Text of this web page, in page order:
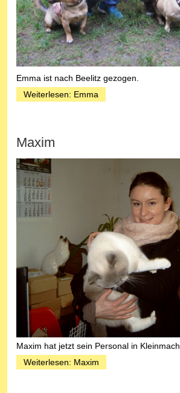
Emma ist nach Beelitz gezogen.
Weiterlesen: Emma
Maxim
Maxim hat jetzt sein Personal in
Weiterlesen: Maxim